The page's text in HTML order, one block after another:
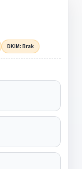
DKIM: Brak